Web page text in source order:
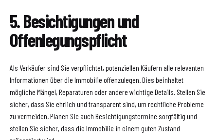
5. Besichtigungen und
Offenlegungspflicht
Als Verkäufer sind Sie verpflichtet, potenziellen Käufern alle relevanten
Informationen über die Immobilie offenzulegen. Dies beinhaltet
mögliche Mängel, Reparaturen oder andere wichtige Details. Stellen Sie
sicher, dass Sie ehrlich und transparent sind, um rechtliche Probleme
zu vermeiden. Planen Sie auch Besichtigungstermine sorgfältig und
stellen Sie sicher, dass die Immobilie in einem guten Zustand